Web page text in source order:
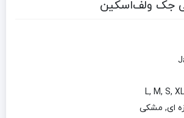
جک ‌ولف‌اسکین
L, M, S,
ای, مشکی